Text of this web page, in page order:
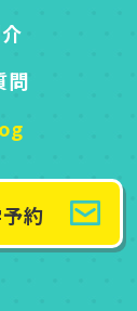
問
予約